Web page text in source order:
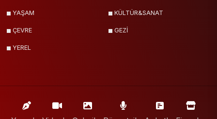
YAŞAM KÜLTÜR&SANAT
ÇEVRE GEZİ
YEREL